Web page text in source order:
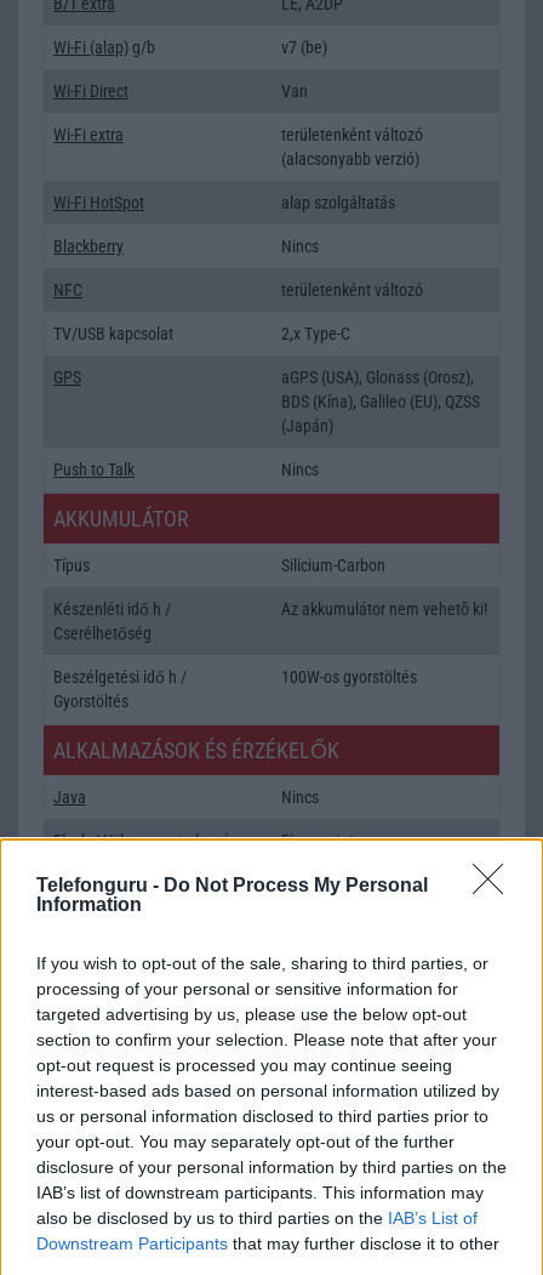
Telefonguru - Do Not Process My Personal
Information
If you wish to opt-out of the sale, sharing to third parties, or
processing of your personal or sensitive information for
targeted advertising by us, please use the below opt-out
section to confirm your selection. Please note that after your
opt-out request is processed you may continue seeing
interest-based ads based on personal information utilized by
us or personal information disclosed to third parties prior to
your opt-out. You may separately opt-out of the further
disclosure of your personal information by third parties on the
IAB’s list of downstream participants. This information may
also be disclosed by us to third parties on the IAB’s List of
Downstream Participants that may further disclose it to other
Wi-Fi (alap) g/b v7 (be)
Wi-Fi Direct Van
Wi-Fi extra
területenként változó
(alacsonyabb verzió)
Wi-Fi HotSpot alap szolgáltatás
Blackberry Nincs
NFC területenként változó
TV/USB kapcsolat 2,x Type-C
GPS
aGPS (USA), Glonass (Orosz),
BDS (Kína), Galileo (EU), QZSS
(Japán)
Push to Talk Nincs
AKKUMULÁTOR
Típus Silicium-Carbon
Készenléti idő h /
Cserélhetőség
Az akkumulátor nem vehetõ ki!
Beszélgetési idő h /
Gyorstöltés
100W-os gyorstöltés
ALKALMAZÁSOK ÉS ÉRZÉKELŐK
Java Nincs
Flash/Ujjlenyomat olvasó Fingerprint sensor
SNS integráció alap szolgáltatás
T9 szótár alkalmazás független szótár
Office alkalmazások alap szolgáltatás
Iránytũ ecompass
Extrák 24-bit/192kHz audio
EGYÉB
Vibra jelzés alap szolgáltatás
SIM típus nanoSIM